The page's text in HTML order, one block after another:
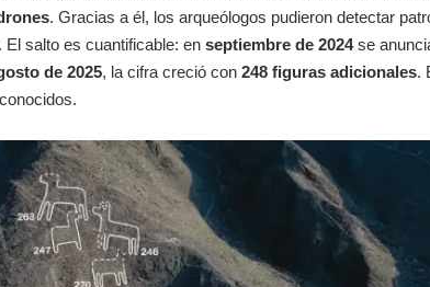
. Gracias a él, los arqueólogos pudieron detectar
salto es cuantificable: en septiembre de 2024se
de 2025, la cifra creció con 248 figuras adicionales.